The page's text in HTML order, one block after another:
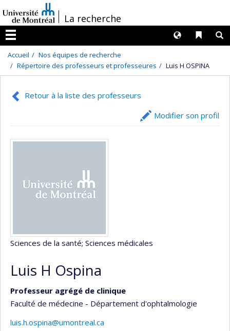
au
contenu
/La recherche
Menu
Liens
Langues
Accueil
Nos équipes de recherche
Répertoire des professeurs et professeures
Luis H OSPINA
Retour à la liste des professeurs
Modifier son profil
Sciences de la santé; Sciences médicales
Luis H Ospina
Professeur agrégé de clinique
Faculté de médecine - Département d'ophtalmologie
luis.h.ospina@umontreal.ca